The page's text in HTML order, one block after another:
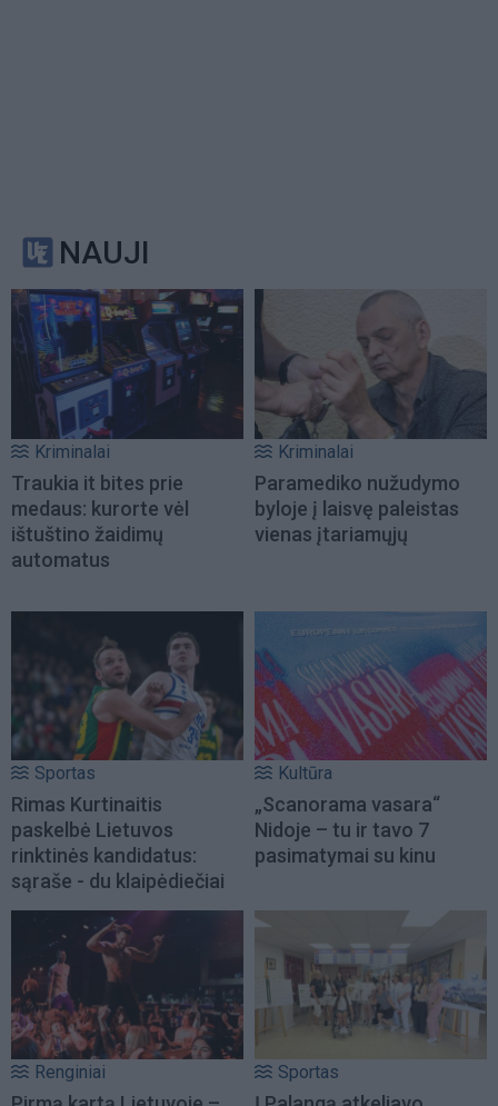
NAUJI
Kriminalai
Traukia it bites prie
medaus: kurorte vėl
ištuštino žaidimų
automatus
Kriminalai
Paramediko nužudymo
byloje į laisvę paleistas
vienas įtariamųjų
Sportas
Rimas Kurtinaitis
paskelbė Lietuvos
rinktinės kandidatus:
sąraše - du klaipėdiečiai
Kultūra
„Scanorama vasara“
Nidoje – tu ir tavo 7
pasimatymai su kinu
Renginiai Sportas